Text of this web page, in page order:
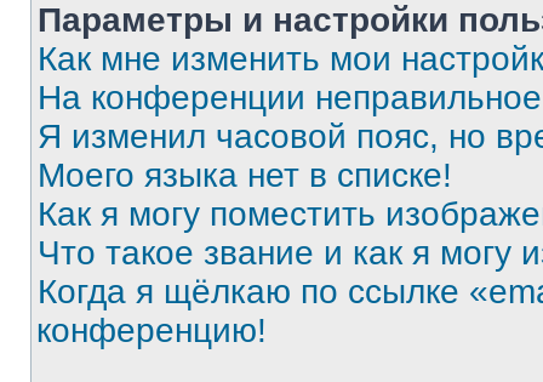
Параметры и настройки
Как мне изменить мои
На конференции
Я изменил часовой пояс, но
Моего языка нет в списке!
Как я могу поместить
Что такое звание и как я могу
Когда я щёлкаю по ссылке
конференцию!